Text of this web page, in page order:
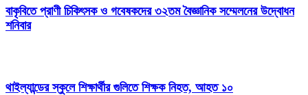
বাকৃবিতে প্রাণী চিকিৎসক ও গবেষকদের ৩২তম বৈজ্ঞানিক সম্মেলনের উদ্বোধন
শনিবার
থাইল্যান্ডের স্কুলে শিক্ষার্থীর গুলিতে শিক্ষক নিহত, আহত ১০